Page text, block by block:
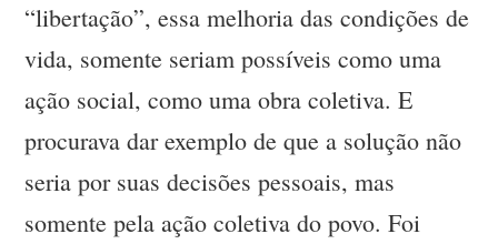
“libertação”, essa melhoria das condições de
vida, somente seriam possíveis como uma
ação social, como uma obra coletiva. E
procurava dar exemplo de que a solução não
seria por suas decisões pessoais, mas
somente pela ação coletiva do povo. Foi